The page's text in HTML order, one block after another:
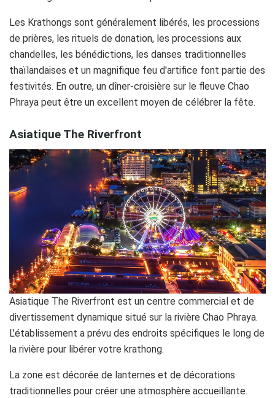
Les Krathongs sont généralement libérés, les processions
de prières, les rituels de donation, les processions aux
chandelles, les bénédictions, les danses traditionnelles
thaïlandaises et un magnifique feu d'artifice font partie des
festivités. En outre, un dîner-croisière sur le fleuve Chao
Phraya peut être un excellent moyen de célébrer la fête.
Asiatique The Riverfront
Asiatique The Riverfront est un centre commercial et de
divertissement dynamique situé sur la rivière Chao Phraya.
L’établissement a prévu des endroits spécifiques le long de
la rivière pour libérer votre krathong.
La zone est décorée de lanternes et de décorations
traditionnelles pour créer une atmosphère accueillante.